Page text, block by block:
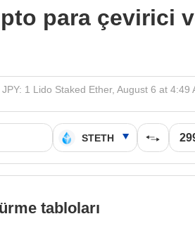
para çevirici
1 Lido Staked Ether, August 6 at 4:49
tabloları